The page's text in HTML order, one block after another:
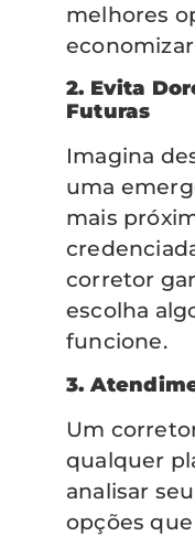
melhores
2. Evita
Futuras
Imagina
uma
mais
corretor
escolha
funcione.
3.
Um
qualquer
analisar
opções